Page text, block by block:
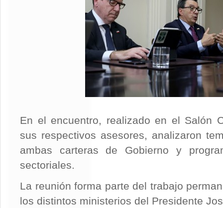
En el encuentro, realizado en el Salón
sus respectivos asesores, analizaron
ambas carteras de Gobierno y
sectoriales.
La reunión forma parte del trabajo
los distintos ministerios del Presidente